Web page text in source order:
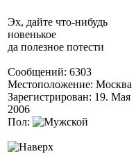
Эх, дайте что-нибудь
новенькое
да полезное потести
Сообщений: 6303
Местоположение: Москва
Зарегистрирован: 19. Мая
2006
Пол: